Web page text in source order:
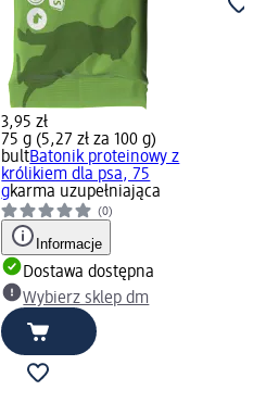
3,95 zł
75 g (5,27 zł za 100 g)
bultBatonik proteinowy z
królikiem dla psa, 75
gkarma uzupełniająca
(0)
Informacje
Dostawa dostępna
Wybierz sklep dm